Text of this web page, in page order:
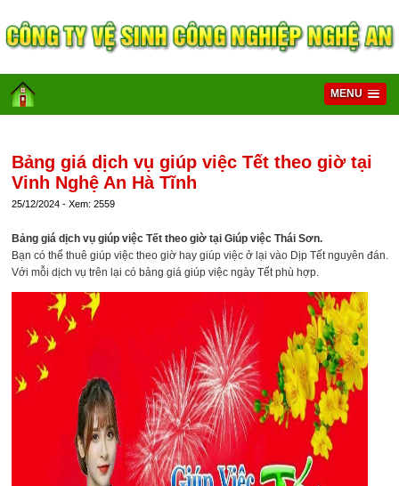
MENU
Bảng giá dịch vụ giúp việc Tết theo giờ tại
Vinh Nghệ An Hà Tĩnh
25/12/2024 - Xem: 2559
Bảng giá dịch vụ giúp việc Tết theo giờ tại Giúp việc Thái Sơn.
Bạn có thể thuê giúp việc theo giờ hay giúp việc ở lại vào Dịp Tết nguyên đán.
Với mỗi dịch vụ trên lại có bảng giá giúp việc ngày Tết phù hợp.